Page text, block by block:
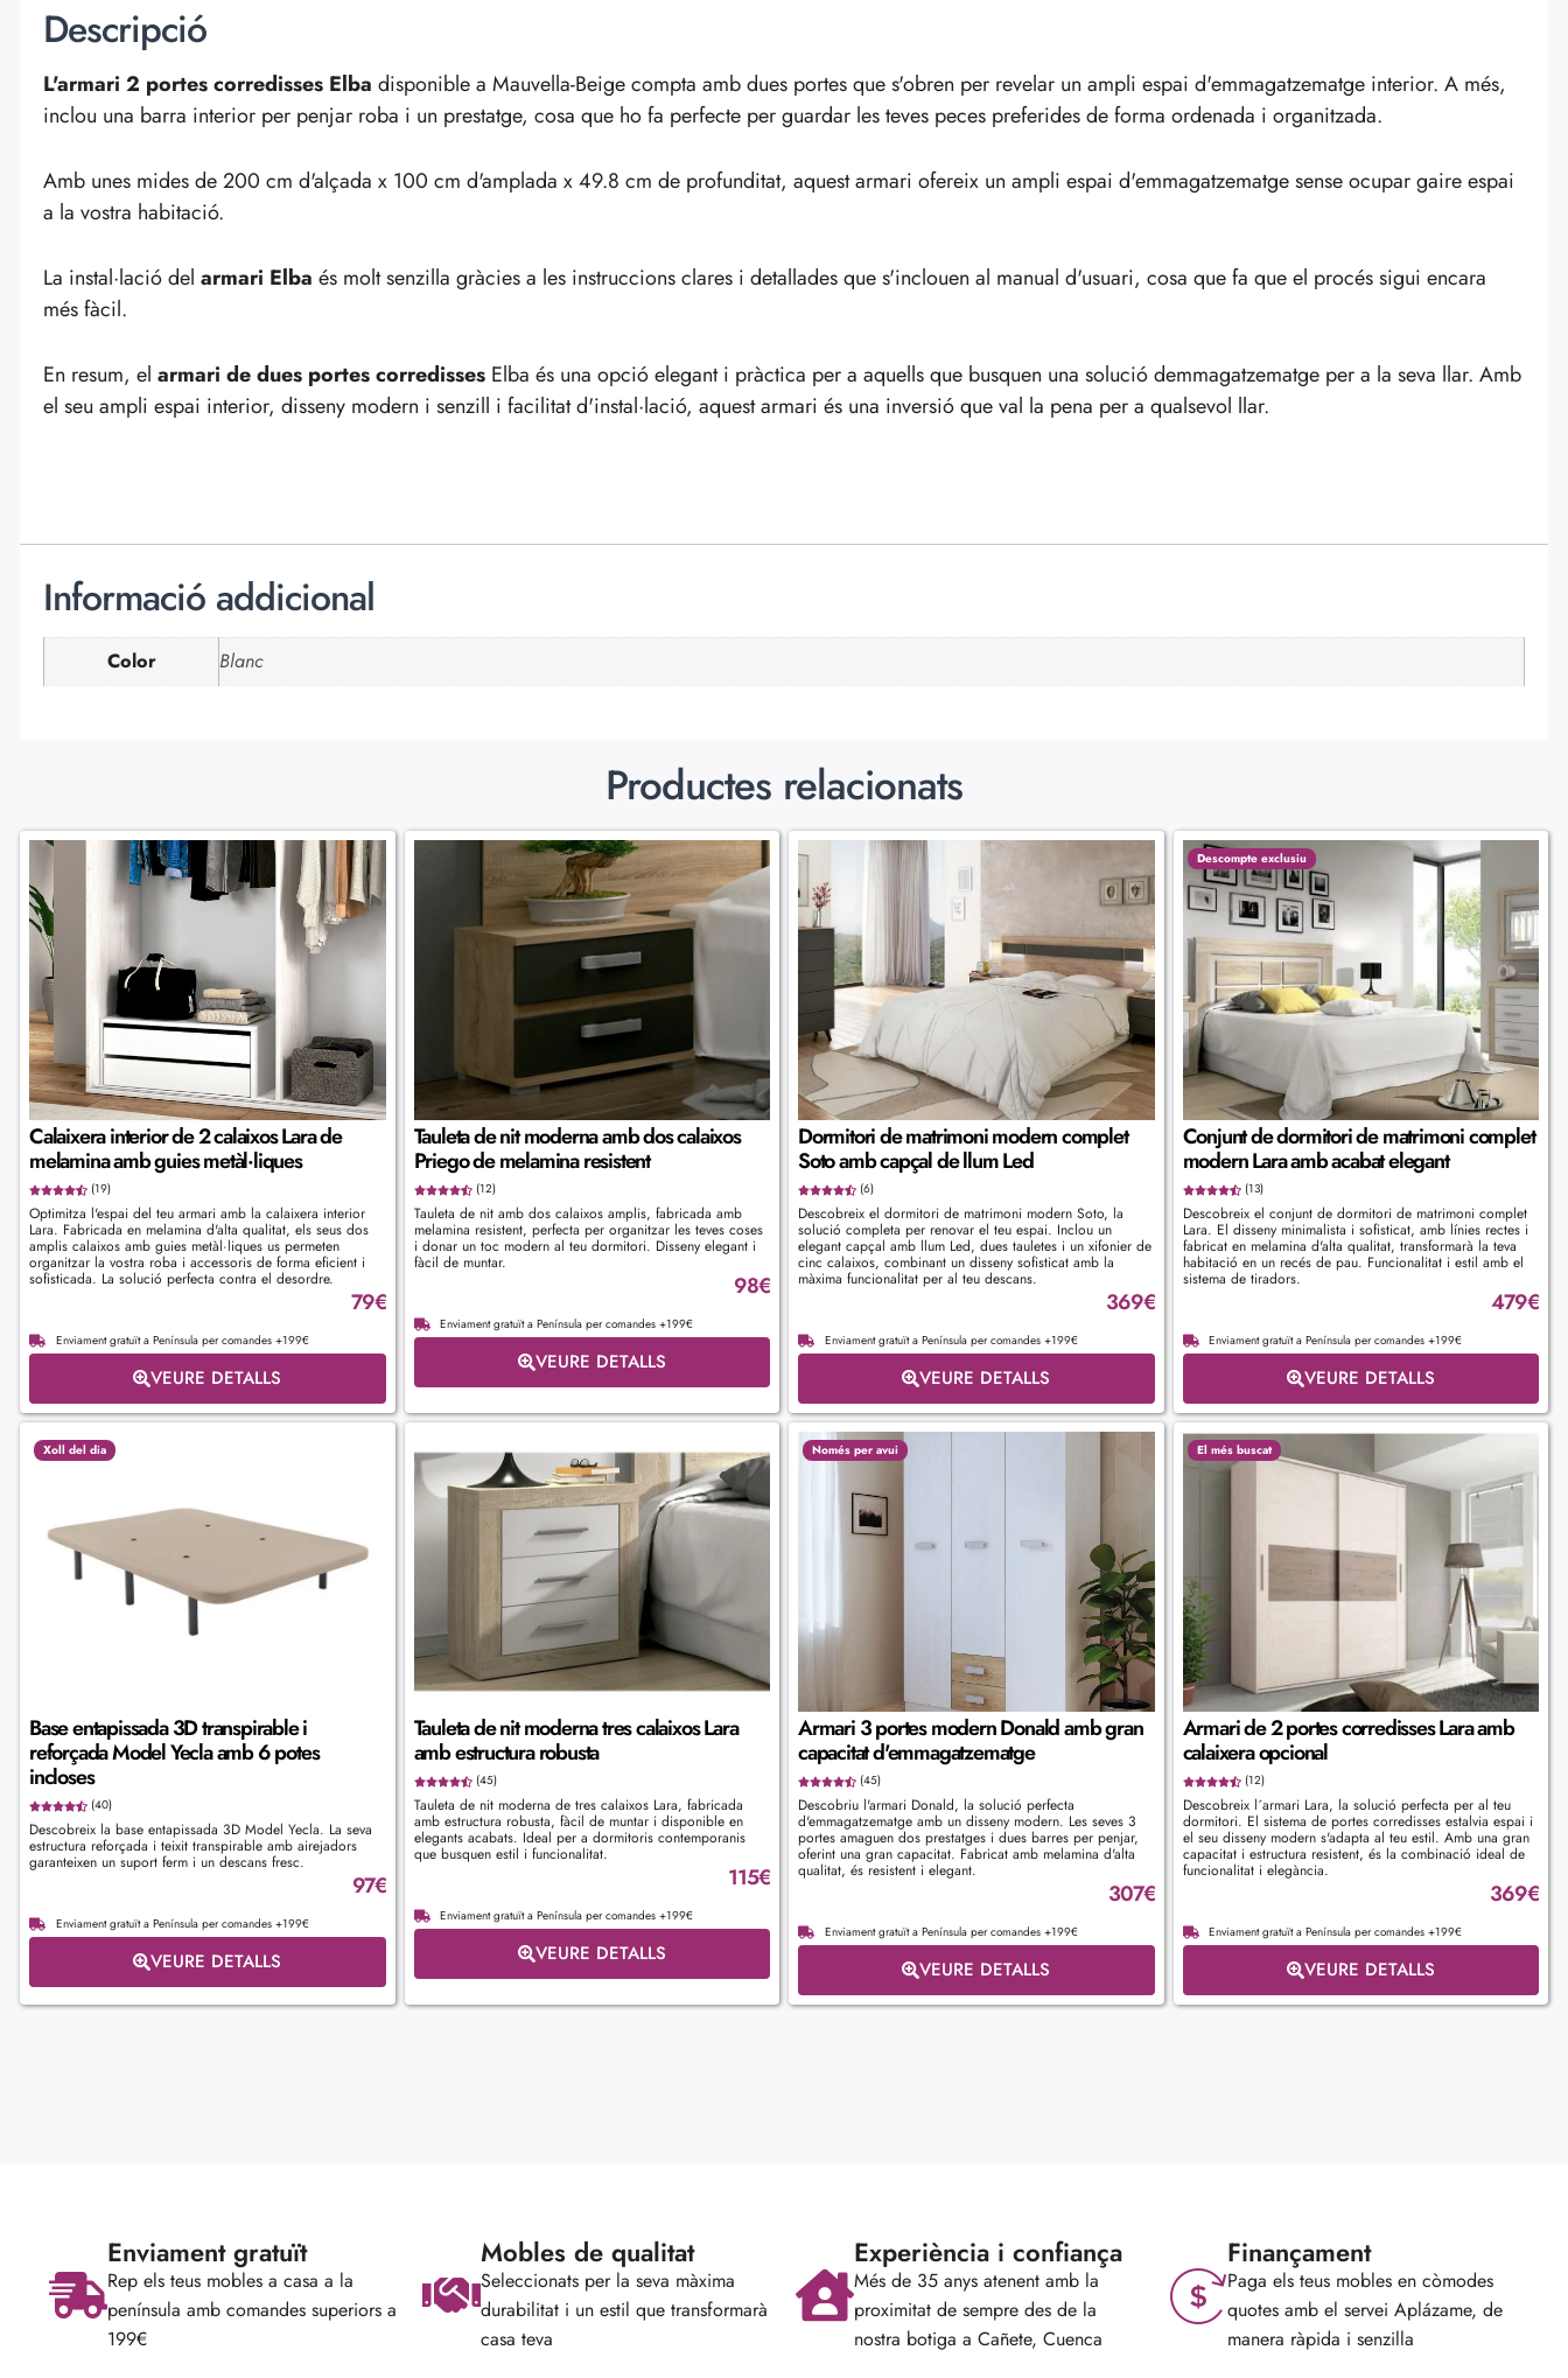
Descripció
L'armari 2 portes corredisses Elba disponible a Mauvella-Beige compta amb dues portes que s'obren per revelar un ampli espai d'emmagatzematge interior. A més,
inclou una barra interior per penjar roba i un prestatge, cosa que ho fa perfecte per guardar les teves peces preferides de forma ordenada i organitzada.
Amb unes mides de 200 cm d'alçada x 100 cm d'amplada x 49.8 cm de profunditat, aquest armari ofereix un ampli espai d'emmagatzematge sense ocupar gaire espai
a la vostra habitació.
La instal·lació del armari Elba és molt senzilla gràcies a les instruccions clares i detallades que s'inclouen al manual d'usuari, cosa que fa que el procés sigui encara
més fàcil.
En resum, el armari de dues portes corredisses Elba és una opció elegant i pràctica per a aquells que busquen una solució demmagatzematge per a la seva llar. Amb
el seu ampli espai interior, disseny modern i senzill i facilitat d'instal·lació, aquest armari és una inversió que val la pena per a qualsevol llar.
Informació addicional
Color Blanc
Productes relacionats
Calaixera interior de 2 calaixos Lara de
melamina amb guies metàl·liques
(19)
Optimitza l'espai del teu armari amb la calaixera interior
Lara. Fabricada en melamina d'alta qualitat, els seus dos
amplis calaixos amb guies metàl·liques us permeten
organitzar la vostra roba i accessoris de forma eficient i
sofisticada. La solució perfecta contra el desordre.
79€
Enviament gratuït a Península per comandes +199€
VEURE DETALLS
Tauleta de nit moderna amb dos calaixos
Priego de melamina resistent
(12)
Tauleta de nit amb dos calaixos amplis, fabricada amb
melamina resistent, perfecta per organitzar les teves coses
i donar un toc modern al teu dormitori. Disseny elegant i
fàcil de muntar.
98€
Enviament gratuït a Península per comandes +199€
VEURE DETALLS
Dormitori de matrimoni modern complet
Soto amb capçal de llum Led
(6)
Descobreix el dormitori de matrimoni modern Soto, la
solució completa per renovar el teu espai. Inclou un
elegant capçal amb llum Led, dues tauletes i un xifonier de
cinc calaixos, combinant un disseny sofisticat amb la
màxima funcionalitat per al teu descans.
369€
Enviament gratuït a Península per comandes +199€
VEURE DETALLS
Descompte exclusiu
Conjunt de dormitori de matrimoni complet
modern Lara amb acabat elegant
(13)
Descobreix el conjunt de dormitori de matrimoni complet
Lara. El disseny minimalista i sofisticat, amb línies rectes i
fabricat en melamina d'alta qualitat, transformarà la teva
habitació en un recés de pau. Funcionalitat i estil amb el
sistema de tiradors.
479€
Enviament gratuït a Península per comandes +199€
VEURE DETALLS
Xoll del dia
Base entapissada 3D transpirable i
reforçada Model Yecla amb 6 potes
incloses
(40)
Descobreix la base entapissada 3D Model Yecla. La seva
estructura reforçada i teixit transpirable amb airejadors
garanteixen un suport ferm i un descans fresc.
97€
Enviament gratuït a Península per comandes +199€
VEURE DETALLS
Tauleta de nit moderna tres calaixos Lara
amb estructura robusta
(45)
Tauleta de nit moderna de tres calaixos Lara, fabricada
amb estructura robusta, fàcil de muntar i disponible en
elegants acabats. Ideal per a dormitoris contemporanis
que busquen estil i funcionalitat.
115€
Enviament gratuït a Península per comandes +199€
VEURE DETALLS
Només per avui
Armari 3 portes modern Donald amb gran
capacitat d'emmagatzematge
(45)
Descobriu l'armari Donald, la solució perfecta
d'emmagatzematge amb un disseny modern. Les seves 3
portes amaguen dos prestatges i dues barres per penjar,
oferint una gran capacitat. Fabricat amb melamina d'alta
qualitat, és resistent i elegant.
307€
Enviament gratuït a Península per comandes +199€
VEURE DETALLS
El més buscat
Armari de 2 portes corredisses Lara amb
calaixera opcional
(12)
Descobreix l´armari Lara, la solució perfecta per al teu
dormitori. El sistema de portes corredisses estalvia espai i
el seu disseny modern s'adapta al teu estil. Amb una gran
capacitat i estructura resistent, és la combinació ideal de
funcionalitat i elegància.
369€
Enviament gratuït a Península per comandes +199€
VEURE DETALLS
Enviament gratuït
Rep els teus mobles a casa a la
península amb comandes superiors a
199€
Mobles de qualitat
Seleccionats per la seva màxima
durabilitat i un estil que transformarà
casa teva
Experiència i confiança
Més de 35 anys atenent amb la
proximitat de sempre des de la
nostra botiga a Cañete, Cuenca
Finançament
Paga els teus mobles en còmodes
quotes amb el servei Aplázame, de
manera ràpida i senzilla